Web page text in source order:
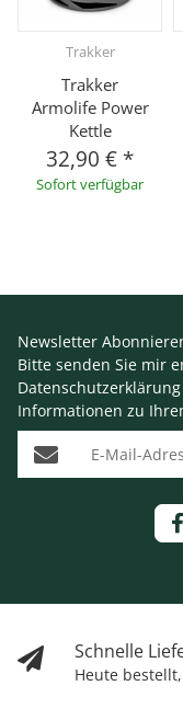
Trakker
Trakker
Armolife Power
Kettle
32,90 € *
Sofort verfügbar
Schnelle
Heute
Newsletter
Bitte senden Sie mir
Datenschutzerklärung
Informationen zu
E-Mail-Adresse